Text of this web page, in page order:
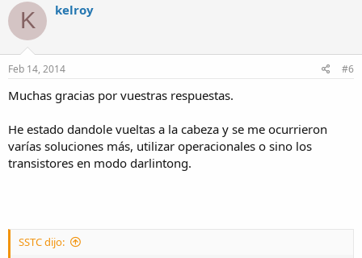
K kelroy
Feb 14, 2014 #6
Muchas gracias por vuestras respuestas.
He estado dandole vueltas a la cabeza y se me ocurrieron
varías soluciones más, utilizar operacionales o sino los
transistores en modo darlintong.
SSTC dijo: